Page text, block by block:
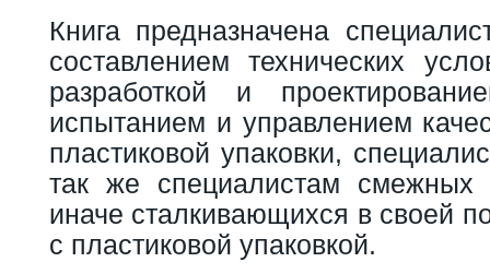
Книга предназначена
составлением технических
разработкой и
испытанием и управлением
пластиковой упаковки,
так же специалистам смежных
иначе сталкивающихся в своей
с пластиковой упаковкой.